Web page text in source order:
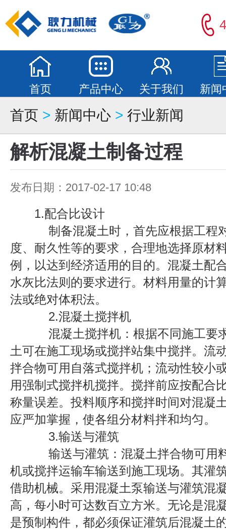
首页 产品中心 关于我们 新闻
首页 > 新闻中心 > 行业新闻
解析混凝土制备过程
发布日期：2017-02-17 10:48
1.配合比设计
制备混凝土时，首先应根据工程
度、耐久性等的要求，合理地选择原材
例，以达到经济适用的目的。混凝土配
水灰比法则的要求进行。材料用量的计
法或绝对体积法。
2.混凝土搅拌机
混凝土搅拌机：根据不同施工要
土可在施工现场或搅拌站集中搅拌。流
拌合物可用自落式搅拌机；流动性较小
用强制式搅拌机搅拌。搅拌前应按配合
称量误差。投料顺序和搅拌时间对混凝
应严加掌握，使各组分材料拌和均匀。
3.输送与灌筑
输送与灌筑：混凝土拌合物可用
机或搅拌运输车输送到施工现场。其灌
借助机械。采用混凝土泵输送与灌筑混
高，每小时可达数百立方米。无论是混
是预制构件，都必须保证灌筑后混凝土